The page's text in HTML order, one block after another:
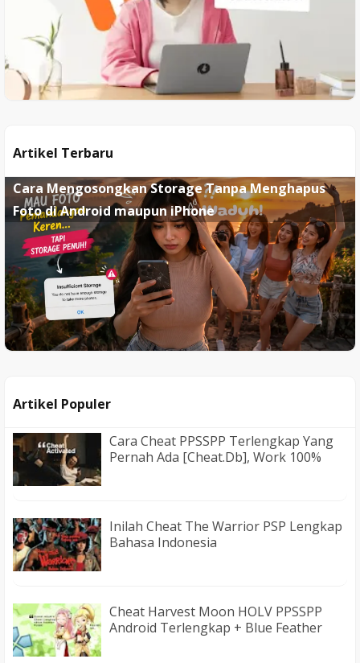
Artikel Terbaru
Cara Mengosongkan Storage Tanpa Menghapus
Foto di Android maupun iPhone
Artikel Populer
Cara Cheat PPSSPP Terlengkap Yang
Pernah Ada [Cheat.db], Work 100%
Inilah Cheat The Warrior PSP Lengkap
Bahasa Indonesia
Cheat Harvest Moon HOLV PPSSPP
Android Terlengkap + Blue Feather